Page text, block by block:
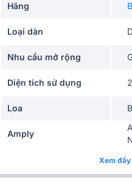
Hãng
Loại dàn
Nhu cầu mở rộng
Diện tích sử dụng
Loa
Amply
Xem